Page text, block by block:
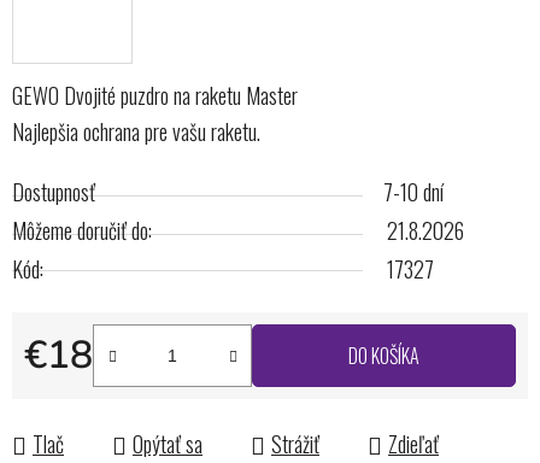
GEWO Dvojité puzdro na raketu Master
Najlepšia ochrana pre vašu raketu.
Dostupnosť
7-10 dní
Môžeme doručiť do:
21.8.2026
Kód:
17327
€18
Jednotková cena:
DO KOŠÍKA
Tlač Opýtať sa Strážiť Zdieľať